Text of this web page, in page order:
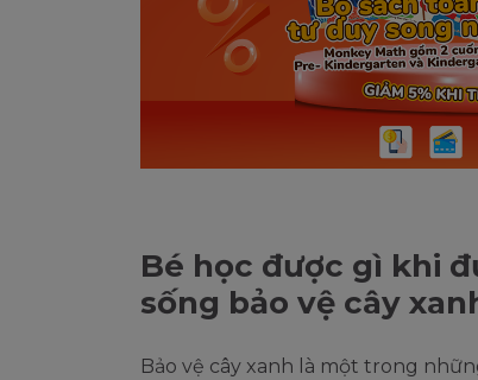
Bé học được gì khi
sống bảo vệ cây
Bảo vệ cây xanh là một trong